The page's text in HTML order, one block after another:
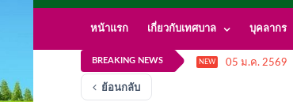
หน้าแรก เกี่ยวกับเทศบาล บุคลากร
BREAKING NEWS NEW 05 ม.ค. 2569
ย้อนกลับ